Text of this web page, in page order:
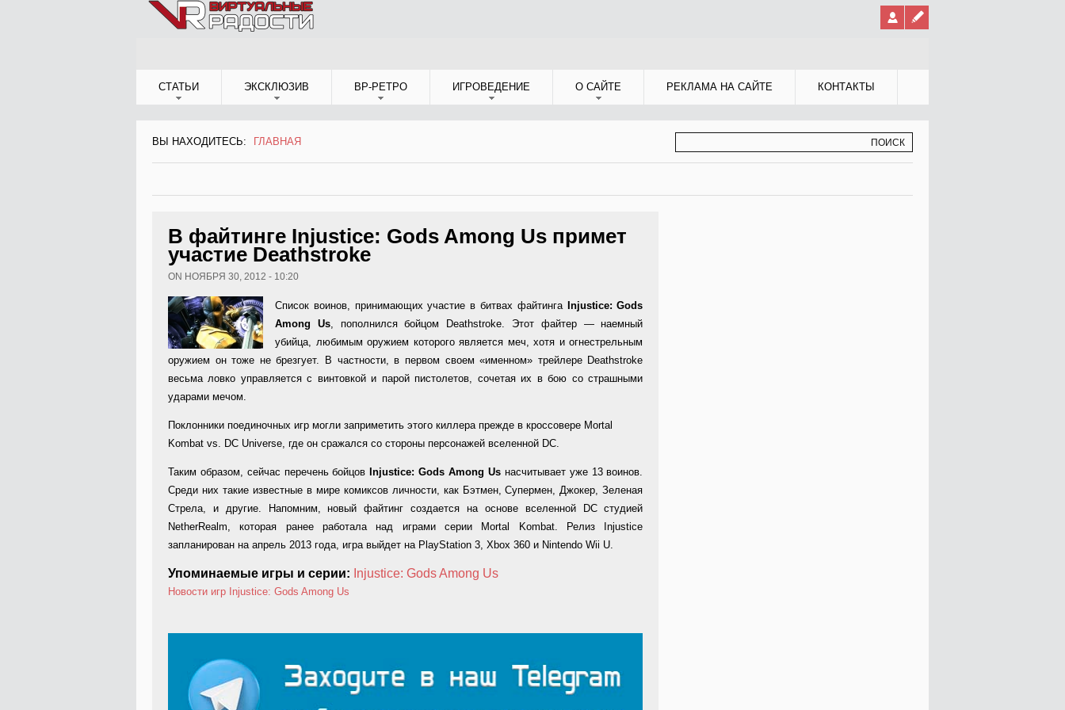
СТАТЬИ ЭКСКЛЮЗИВ ВР-РЕТРО ИГРОВЕДЕНИЕ О САЙТЕ РЕКЛАМА НА САЙТЕ КОНТАКТЫ
ВЫ НАХОДИТЕСЬ:
ВЫ НАХОДИТЕСЬ
ГЛАВНАЯ
В файтинге Injustice: Gods Among Us примет
участие Deathstroke
ON НОЯБРЯ 30, 2012 - 10:20
Список воинов, принимающих участие в битвах файтинга Injustice: Gods
Among Us, пополнился бойцом Deathstroke. Этот файтер — наемный
убийца, любимым оружием которого является меч, хотя и огнестрельным
оружием он тоже не брезгует. В частности, в первом своем «именном» трейлере Deathstroke
весьма ловко управляется с винтовкой и парой пистолетов, сочетая их в бою со страшными
ударами мечом.
Поклонники поединочных игр могли заприметить этого киллера прежде в кроссовере Mortal
Kombat vs. DC Universe, где он сражался со стороны персонажей вселенной DC.
Таким образом, сейчас перечень бойцов Injustice: Gods Among Usнасчитывает уже 13 воинов.
Среди них такие известные в мире комиксов личности, как Бэтмен, Супермен, Джокер, Зеленая
Стрела, и другие. Напомним, новый файтинг создается на основе вселенной DC студией
NetherRealm, которая ранее работала над играми серии Mortal Kombat. Релиз Injustice
запланирован на апрель 2013 года, игра выйдет на PlayStation 3, Xbox 360 и Nintendo Wii U.
Упоминаемые игры и серии: Injustice: Gods Among Us
Новости игр Injustice: Gods Among Us